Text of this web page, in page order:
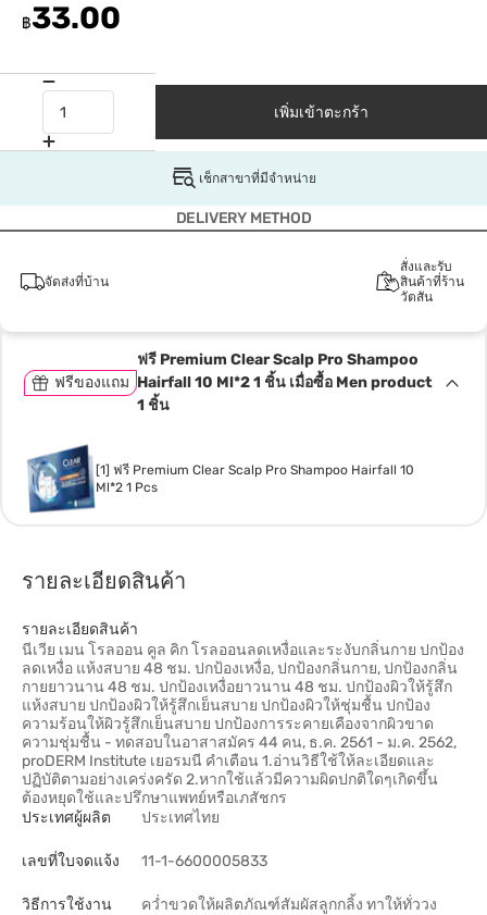
฿33.00
เพิ่มเข้าตะกร้า
เช็กสาขาที่มีจำหน่าย
DELIVERY METHOD
จัดส่งที่บ้าน
สั่งและรับ
สินค้าที่ร้าน
วัตสัน
ฟรีของแถม
ฟรี Premium Clear Scalp Pro Shampoo
Hairfall 10 Ml*2 1 ชิ้น เมื่อซื้อ Men product
1 ชิ้น
[1] ฟรี Premium Clear Scalp Pro Shampoo Hairfall 10
Ml*2 1 Pcs
รายละเอียดสินค้า
รายละเอียดสินค้า
นีเวีย เมน โรลออน คูล คิก โรลออนลดเหงื่อและระงับกลิ่นกาย ปกป้อง
ลดเหงื่อ แห้งสบาย 48 ชม. ปกป้องเหงื่อ, ปกป้องกลิ่นกาย, ปกป้องกลิ่น
กายยาวนาน 48 ชม. ปกป้องเหงื่อยาวนาน 48 ชม. ปกป้องผิวให้รู้สึก
แห้งสบาย ปกป้องผิวให้รู้สึกเย็นสบาย ปกป้องผิวให้ชุ่มชื้น ปกป้อง
ความร้อนให้ผิวรู้สึกเย็นสบาย ปกป้องการระคายเคืองจากผิวขาด
ความชุ่มชื้น - ทดสอบในอาสาสมัคร 44 คน, ธ.ค. 2561 - ม.ค. 2562,
proDERM Institute เยอรมนี คำเตือน 1.อ่านวิธีใช้ให้ละเอียดและ
ปฏิบัติตามอย่างเคร่งครัด 2.หากใช้แล้วมีความผิดปกติใดๆเกิดขึ้น
ต้องหยุดใช้และปรึกษาแพทย์หรือเภสัชกร
ประเทศผู้ผลิต
ประเทศไทย
เลขที่ใบจดแจ้ง 11-1-6600005833
วิธีการใช้งาน
คว่ำขวดให้ผลิตภัณฑ์สัมผัสลูกกลิ้ง ทาให้ทั่ววง